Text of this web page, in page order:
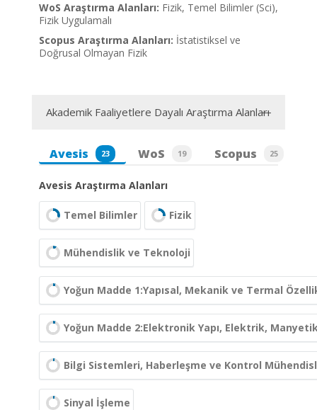
WoS Araştırma Alanları: Fizik, Temel Bilimler (Sci),
Fizik Uygulamalı
Scopus Araştırma Alanları: İstatistiksel ve
Doğrusal Olmayan Fizik
Akademik Faaliyetlere Dayalı Araştırma Alanları
Avesis 23 WoS 19 Scopus 25
Avesis Araştırma Alanları
Temel Bilimler Fizik
Mühendislik ve Teknoloji
Yoğun Madde 1:Yapısal, Mekanik ve Termal
Yoğun Madde 2:Elektronik Yapı, Elektrik,
Bilgi Sistemleri, Haberleşme ve Kontrol
Sinyal İşleme